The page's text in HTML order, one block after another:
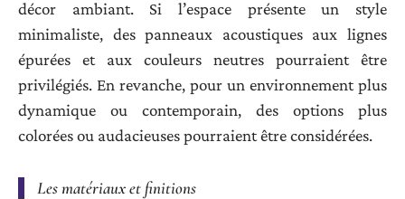
décor ambiant. Si l’espace présente un style
minimaliste, des panneaux acoustiques aux lignes
épurées et aux couleurs neutres pourraient être
privilégiés. En revanche, pour un environnement plus
dynamique ou contemporain, des options plus
colorées ou audacieuses pourraient être considérées.
Les matériaux et finitions